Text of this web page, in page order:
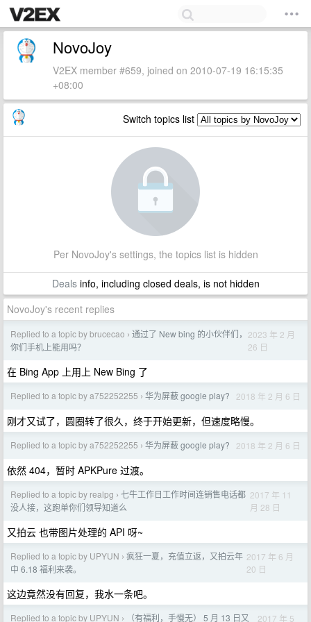
NovoJoy
V2EX member #659, joined on 2010-07-19 16:15:35
+08:00
Switch topics list
Per NovoJoy's settings, the topics list is hidden
Dealsinfo, including closed deals, is not hidden
NovoJoy's recent replies
Replied to a topic by brucecao › 通过了 New bing 的小伙伴们，
你们手机上能用吗？
2023 年 2 月
26 日
在 Bing App 上用上 New Bing 了
Replied to a topic by a752252255 › 华为屏蔽 google play? 2018 年 2 月 6 日
刚才又试了，圆圈转了很久，终于开始更新，但速度略慢。
Replied to a topic by a752252255 › 华为屏蔽 google play? 2018 年 2 月 6 日
依然 404，暂时 APKPure 过渡。
Replied to a topic by realpg › 七牛工作日工作时间连销售电话都
没人接，这跑单你们领导知道么
2017 年 11
月 28 日
又拍云 也带图片处理的 API 呀~
Replied to a topic by UPYUN › 疯狂一夏，充值立返，又拍云年
中 6.18 福利来袭。
2017 年 6 月
20 日
这边竟然没有回复，我水一条吧。
Replied to a topic by UPYUN › （有福利，手慢无） 5 月 13 日又 2017 年 5